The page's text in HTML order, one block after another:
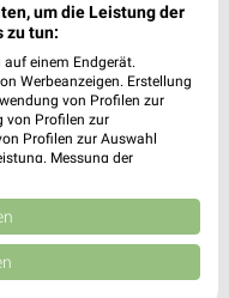
Prospekt
❯
um die Leistung der
zu tun:
einem Endgerät.
Werbeanzeigen. Erstellung
von Profilen zur
von Profilen zur
Profilen zur Auswahl
Messung der
Quellen. Entwicklung und
Daten zur Auswahl
weitergegeben und in die